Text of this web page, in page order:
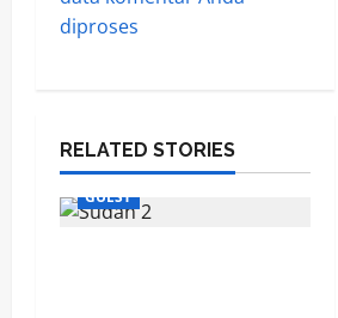
diproses
RELATED STORIES
GUEST